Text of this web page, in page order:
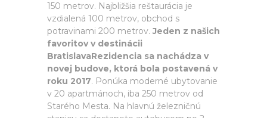
150 metrov. Najbližšia reštaurácia je
vzdialená 100 metrov, obchod s
potravinami 200 metrov.Jeden z našich
favoritov v destinácii
BratislavaRezidencia sa nachádza v
novej budove, ktorá bola postavená v
roku 2017. Ponúka moderné ubytovanie
v 20 apartmánoch, iba 250 metrov od
Starého Mesta. Na hlavnú železničnú